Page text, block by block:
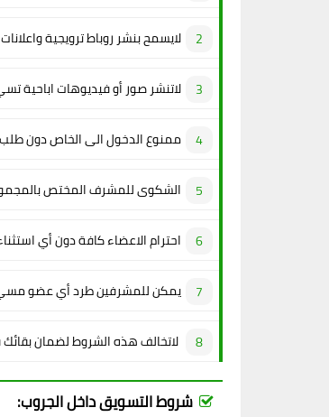
لايسمح بنشر روباط ترويجية
لاتنشر صور أو فيديوهات اباحية
ممنوع الدخول الى الخاص دون طلب
الشكوى للمشرف المختص
احترام الاعضاء كافة دون أي
يمكن للمشرفين طرد أي عضو
لاتخالف هذه الشروط لضمان
شروط التسويق داخل الجروب: